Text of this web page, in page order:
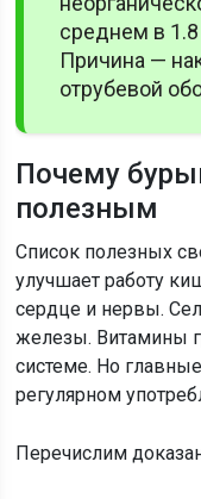
среднем в
Причина —
отрубевой
Почему
полезным
Список полезных
улучшает работу
сердце и нервы.
железы. Витамины
системе. Но
регулярном
Перечислим